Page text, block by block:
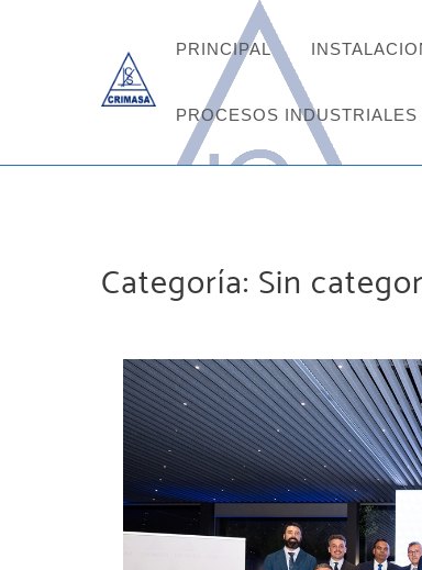
PRINCIPAL
PROCESOS
Categoría: Sin